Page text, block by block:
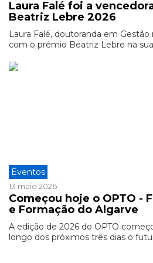
Laura Falé foi a
Beatriz Lebre 2026
Laura Falé, doutoranda em
com o prémio Beatriz Lebre na
Eventos
13 maio 2026
Começou hoje o OPTO -
e Formação do Algarve
A edição de 2026 do OPTO
longo dos próximos três dias o